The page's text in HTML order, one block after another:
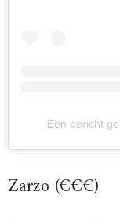
Een bericht
Zarzo (€€€)